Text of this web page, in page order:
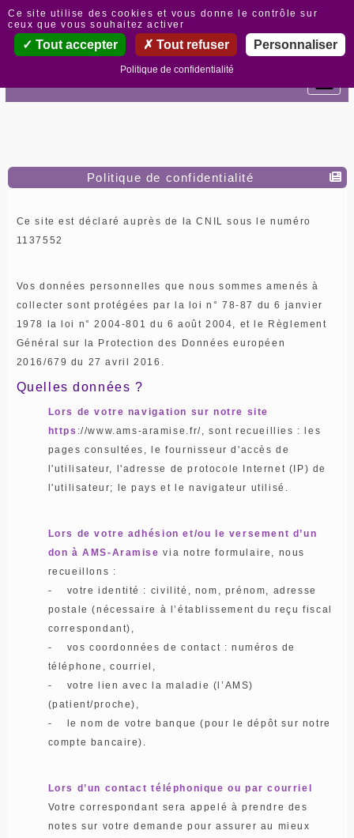
Politique de confidentialité
Ce site est déclaré auprès de la CNIL sous le numéro
1137552
Vos données personnelles que nous sommes amenés à
collecter sont protégées par la loi n° 78-87 du 6 janvier
1978 la loi n° 2004-801 du 6 août 2004, et le Règlement
Général sur la Protection des Données européen
2016/679 du 27 avril 2016.
Quelles données ?
Lors de votre navigation sur notre site
https ://www.ams-aramise.fr/, sont recueillies : les
pages consultées, le fournisseur d'accès de
l'utilisateur, l'adresse de protocole Internet (IP) de
l'utilisateur; le pays et le navigateur utilisé.
Lors de votre adhésion et/ou le versement d’un
don à AMS-Aramise via notre formulaire, nous
recueillons :
- votre identité : civilité, nom, prénom, adresse
postale (nécessaire à l’établissement du reçu fiscal
correspondant),
- vos coordonnées de contact : numéros de
téléphone, courriel,
- votre lien avec la maladie (l’AMS)
(patient/proche),
- le nom de votre banque (pour le dépôt sur notre
compte bancaire).
Lors d’un contact téléphonique ou par courriel
Votre correspondant sera appelé à prendre des
notes sur votre demande pour assurer au mieux
Panneau de gestion des cookies
Ce site utilise des cookies et vous donne le contrôle sur
ceux que vous souhaitez activer
Tout accepter Tout refuser Personnaliser
Politique de confidentialité